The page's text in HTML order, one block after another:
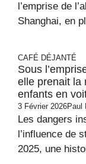
l’emprise de
Shanghai, en
CAFÉ DÉJANTÉ
Sous
elle prenait la
enfants en
3 Février 2026Paul
Les dangers
l’influence de
2025, une